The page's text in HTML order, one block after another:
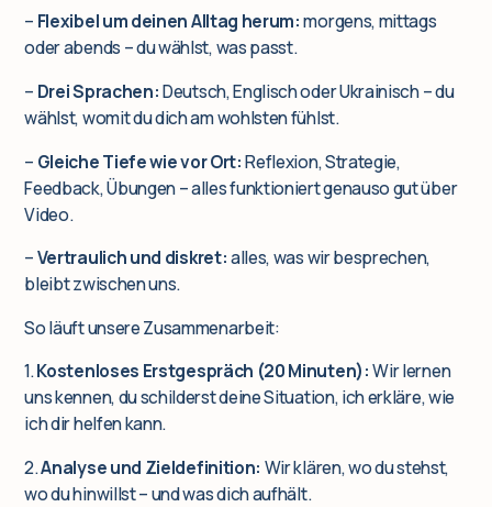
– Flexibel um deinen Alltag herum:morgens, mittags
oder abends – du wählst, was passt.
– Drei Sprachen:Deutsch, Englisch oder Ukrainisch – du
wählst, womit du dich am wohlsten fühlst.
– Gleiche Tiefe wie vor Ort:Reflexion, Strategie,
Feedback, Übungen – alles funktioniert genauso gut über
Video.
–Vertraulich und diskret:alles, was wir besprechen,
bleibt zwischen uns.
So läuft unsere Zusammenarbeit:
1.Kostenloses Erstgespräch (20 Minuten):Wir lernen
uns kennen, du schilderst deine Situation, ich erkläre, wie
ich dir helfen kann.
2.Analyse und Zieldefinition: Wir klären, wo du stehst,
wo du hinwillst – und was dich aufhält.